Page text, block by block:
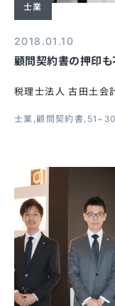
士業
2018.01.10
顧問契約書の押印
税理士法人 古田土
士業 顧問契約書